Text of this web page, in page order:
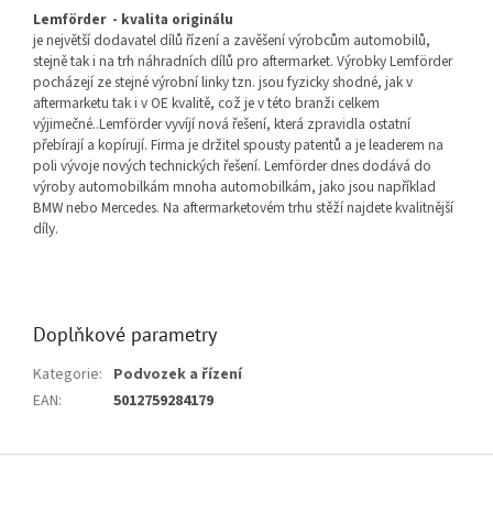
Lemförder - kvalita originálu
je největší dodavatel dílů řízení a zavěšení výrobcům automobilů,
stejně tak i na trh náhradních dílů pro aftermarket. Výrobky Lemförder
pocházejí ze stejné výrobní linky tzn. jsou fyzicky shodné, jak v
aftermarketu tak i v OE kvalitě, což je v této branži celkem
výjimečné..Lemförder vyvíjí nová řešení, která zpravidla ostatní
přebírají a kopírují. Firma je držitel spousty patentů a je leaderem na
poli vývoje nových technických řešení. Lemförder dnes dodává do
výroby automobilkám mnoha automobilkám, jako jsou například
BMW nebo Mercedes. Na aftermarketovém trhu stěží najdete kvalitnější
díly.
Doplňkové parametry
Kategorie: Podvozek a řízení
EAN: 5012759284179